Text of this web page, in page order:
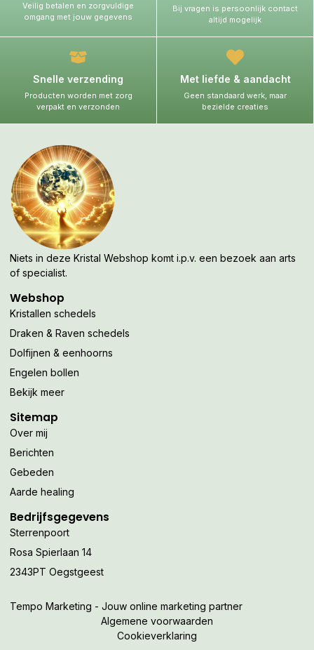
Veilig betalen en zorgvuldige
omgang met jouw gegevens
Bij vragen is persoonlijk contact
altijd mogelijk
Snelle verzending
Producten worden met zorg
verpakt en verzonden
Met liefde & aandacht
Geen standaard werk, maar
bezielde creaties
Niets in deze Kristal Webshop komt i.p.v. een bezoek aan arts
of specialist.
Webshop
Kristallen schedels
Draken & Raven schedels
Dolfijnen & eenhoorns
Engelen bollen
Bekijk meer
Sitemap
Over mij
Berichten
Gebeden
Aarde healing
Bedrijfsgegevens
Sterrenpoort
Rosa Spierlaan 14
2343PT Oegstgeest
Tempo Marketing - Jouw online marketing partner
Algemene voorwaarden
Cookieverklaring